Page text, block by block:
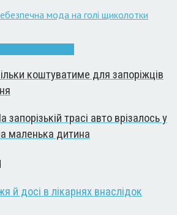
мода на голі щиколотки
коштуватиме для запоріжців
запорізькій трасі авто врізалось у
маленька дитина
й досі в лікарнях внаслідок